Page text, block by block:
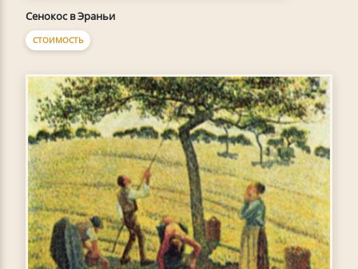
Сенокос в Эраньи
СТОИМОСТЬ